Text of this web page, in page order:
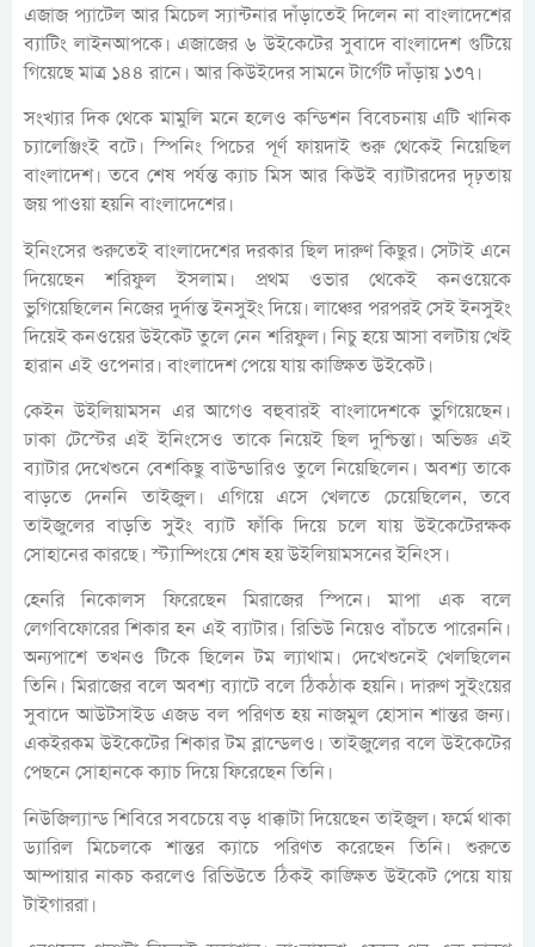
এজাজ প্যাটেল আর মিচেল স্যান্টনার দাঁড়াতেই দিলেন না বাংলাদেশের
ব্যাটিং লাইনআপকে। এজাজের ৬ উইকেটের সুবাদে বাংলাদেশ গুটিয়ে
গিয়েছে মাত্র ১৪৪ রানে। আর কিউইদের সামনে টার্গেট দাঁড়ায় ১৩৭।
সংখ্যার দিক থেকে মামুলি মনে হলেও কন্ডিশন বিবেচনায় এটি খানিক
চ্যালেঞ্জিংই বটে। স্পিনিং পিচের পূর্ণ ফায়দাই শুরু থেকেই নিয়েছিল
বাংলাদেশ। তবে শেষ পর্যন্ত ক্যাচ মিস আর কিউই ব্যাটারদের দৃঢ়তায়
জয় পাওয়া হয়নি বাংলাদেশের।
ইনিংসের শুরুতেই বাংলাদেশের দরকার ছিল দারুণ কিছুর। সেটাই এনে
দিয়েছেন শরিফুল ইসলাম। প্রথম ওভার থেকেই কনওয়েকে
ভুগিয়েছিলেন নিজের দুর্দান্ত ইনসুইং দিয়ে। লাঞ্চের পরপরই সেই ইনসুইং
দিয়েই কনওয়ের উইকেট তুলে নেন শরিফুল। নিচু হয়ে আসা বলটায় খেই
হারান এই ওপেনার। বাংলাদেশ পেয়ে যায় কাঙ্ক্ষিত উইকেট।
কেইন উইলিয়ামসন এর আগেও বহুবারই বাংলাদেশকে ভুগিয়েছেন।
ঢাকা টেস্টের এই ইনিংসেও তাকে নিয়েই ছিল দুশ্চিন্তা। অভিজ্ঞ এই
ব্যাটার দেখেশুনে বেশকিছু বাউন্ডারিও তুলে নিয়েছিলেন। অবশ্য তাকে
বাড়তে দেননি তাইজুল। এগিয়ে এসে খেলতে চেয়েছিলেন, তবে
তাইজুলের বাড়তি সুইং ব্যাট ফাঁকি দিয়ে চলে যায় উইকেটেরক্ষক
সোহানের কারছে। স্ট্যাম্পিংয়ে শেষ হয় উইলিয়ামসনের ইনিংস।
হেনরি নিকোলস ফিরেছেন মিরাজের স্পিনে। মাপা এক বলে
লেগবিফোরের শিকার হন এই ব্যাটার। রিভিউ নিয়েও বাঁচতে পারেননি।
অন্যপাশে তখনও টিকে ছিলেন টম ল্যাথাম। দেখেশুনেই খেলছিলেন
তিনি। মিরাজের বলে অবশ্য ব্যাটে বলে ঠিকঠাক হয়নি। দারুণ সুইংয়ের
সুবাদে আউটসাইড এজড বল পরিণত হয় নাজমুল হোসান শান্তর জন্য।
একইরকম উইকেটের শিকার টম ব্লান্ডেলও। তাইজুলের বলে উইকেটের
পেছনে সোহানকে ক্যাচ দিয়ে ফিরেছেন তিনি।
নিউজিল্যান্ড শিবিরে সবচেয়ে বড় ধাক্কাটা দিয়েছেন তাইজুল। ফর্মে থাকা
ড্যারিল মিচেলকে শান্তর ক্যাচে পরিণত করেছেন তিনি। শুরুতে
আম্পায়ার নাকচ করলেও রিভিউতে ঠিকই কাঙ্ক্ষিত উইকেট পেয়ে যায়
টাইগাররা।